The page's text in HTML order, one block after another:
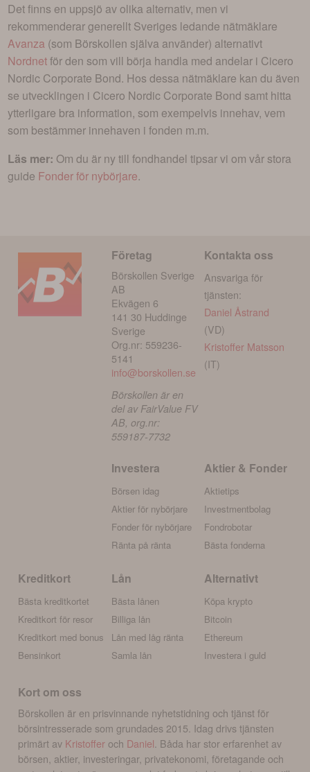
Det finns en uppsjö av olika alternativ, men vi
rekommenderar generellt Sveriges ledande nätmäklare
Avanza (som Börskollen själva använder) alternativt
Nordnetför den som vill börja handla med andelar i Cicero
Nordic Corporate Bond. Hos dessa nätmäklare kan du även
se utvecklingen i Cicero Nordic Corporate Bond samt hitta
ytterligare bra information, som exempelvis innehav, vem
som bestämmer innehaven i fonden m.m.
Läs mer: Om du är ny till fondhandel tipsar vi om vår stora
guide Fonder för nybörjare.
Företag
Börskollen Sverige
AB
Ekvägen 6
141 30 Huddinge
Sverige
Org.nr: 559236-
5141
info@borskollen.se
Börskollen är en
del av FairValue FV
AB, org.nr:
559187-7732
Kontakta oss
Ansvariga för
tjänsten:
Daniel Åstrand
(VD)
Kristoffer Matsson
(IT)
Investera
Börsen idag
Aktier för nybörjare
Fonder för nybörjare
Ränta på ränta
Aktier & Fonder
Aktietips
Investmentbolag
Fondrobotar
Bästa fonderna
Kreditkort
Bästa kreditkortet
Kreditkort för resor
Kreditkort med bonus
Bensinkort
Lån
Bästa lånen
Billiga lån
Lån med låg ränta
Samla lån
Alternativt
Köpa krypto
Bitcoin
Ethereum
Investera i guld
Kort om oss
Börskollen är en prisvinnande nyhetstidning och tjänst för
börsintresserade som grundades 2015. Idag drivs tjänsten
primärt av Kristoffer och Daniel. Båda har stor erfarenhet av
börsen, aktier, investeringar, privatekonomi, företagande och